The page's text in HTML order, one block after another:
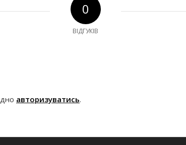
0
ВІДГУКІВ
авторизуватись.